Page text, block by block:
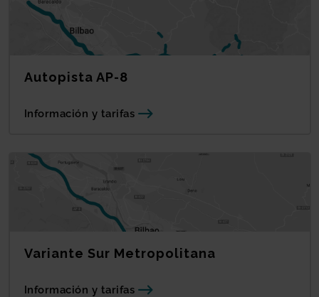
Autopista AP-8
Información y tarifas
Variante Sur Metropolitana
Información y tarifas